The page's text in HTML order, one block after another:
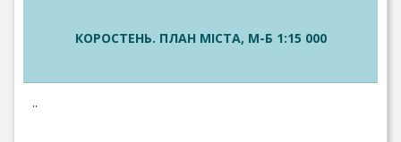
КОРОСТЕНЬ. ПЛАН МІСТА, М-Б 1:15 000
..